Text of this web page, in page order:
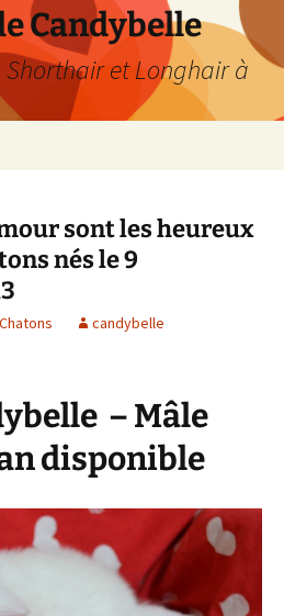
Candybelle
et Longhair à
sont les heureux
nés le 9
Chatons candybelle
– Mâle
disponible